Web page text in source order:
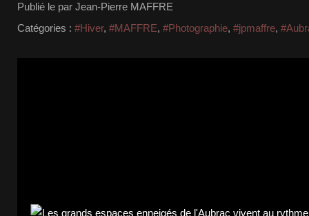
Publié le par Jean-Pierre MAFFRE
Catégories : #Hiver, #MAFFRE, #Photographie, #jpmaffre,